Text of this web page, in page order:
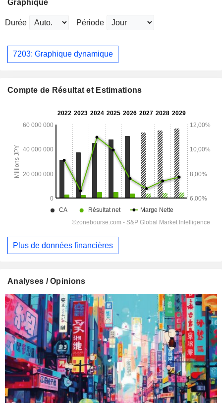
Graphique
Durée Période
7203: Graphique dynamique
Compte de Résultat et Estimations
Plus de données financières
Analyses / Opinions